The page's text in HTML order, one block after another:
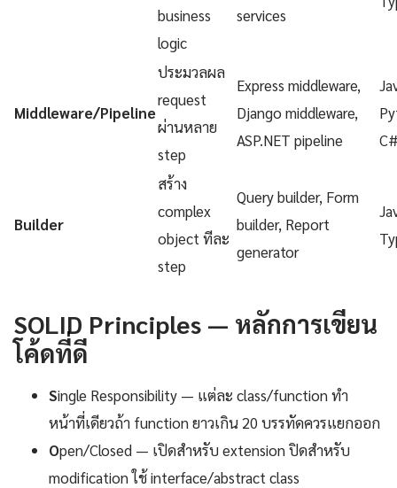
business
logic
services
Middleware/Pipeline
ประมวลผล
request
ผ่านหลาย
step
Express middleware,
Django middleware,
ASP.NET pipeline
Builder
สร้าง
complex
object ทีละ
step
Query builder, Form
builder, Report
generator
SOLID Principles — หลักการเขียน
โค้ดที่ดี
Single Responsibility — แต่ละ class/function ทำ
หน้าที่เดียวถ้า function ยาวเกิน 20 บรรทัดควรแยกออก
Open/Closed — เปิดสำหรับ extension ปิดสำหรับ
modification ใช้ interface/abstract class